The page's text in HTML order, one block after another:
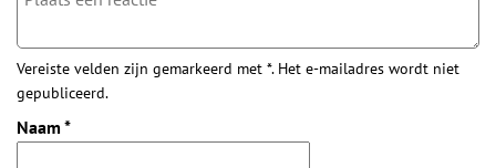
Vereiste velden zijn gemarkeerd met *. Het e-mailadres wordt niet
gepubliceerd.
Naam *